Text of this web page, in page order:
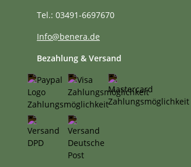
Tel.: 03491-6697670
Info@benera.de
Bezahlung & Versand